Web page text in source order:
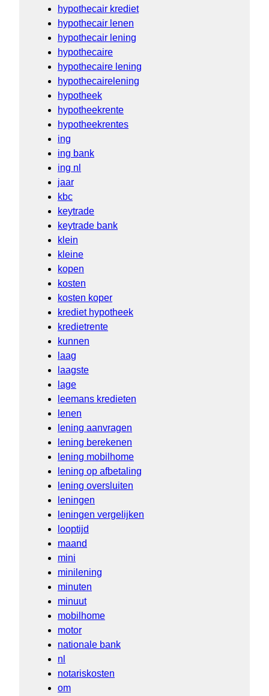
hypothecair krediet
hypothecair lenen
hypothecair lening
hypothecaire
hypothecaire lening
hypothecairelening
hypotheek
hypotheekrente
hypotheekrentes
ing
ing bank
ing nl
jaar
kbc
keytrade
keytrade bank
klein
kleine
kopen
kosten
kosten koper
krediet hypotheek
kredietrente
kunnen
laag
laagste
lage
leemans kredieten
lenen
lening aanvragen
lening berekenen
lening mobilhome
lening op afbetaling
lening oversluiten
leningen
leningen vergelijken
looptijd
maand
mini
minilening
minuten
minuut
mobilhome
motor
nationale bank
nl
notariskosten
om